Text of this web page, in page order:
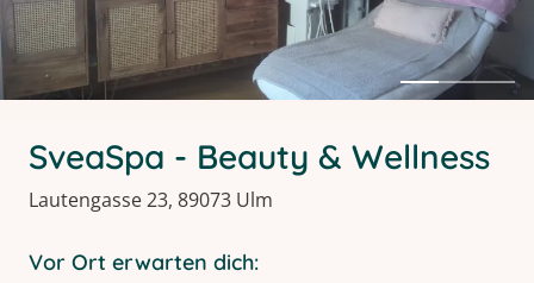
SveaSpa - Beauty & Wellness
Lautengasse 23, 89073 Ulm
Vor Ort erwarten dich: